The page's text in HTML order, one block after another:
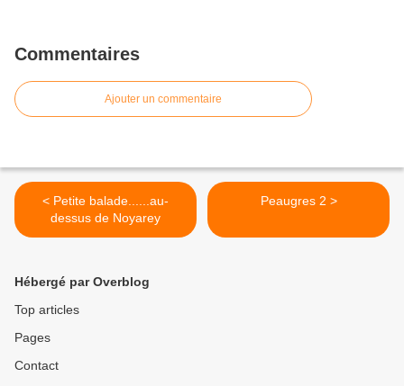
Commentaires
Ajouter un commentaire
< Petite balade......au-
dessus de Noyarey
Peaugres 2 >
Hébergé par Overblog
Top articles
Pages
Contact